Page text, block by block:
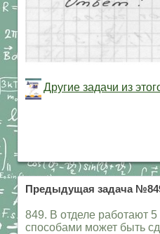
Другие задачи из
Предыдущая задача
849. В отделе работают
способами может быть